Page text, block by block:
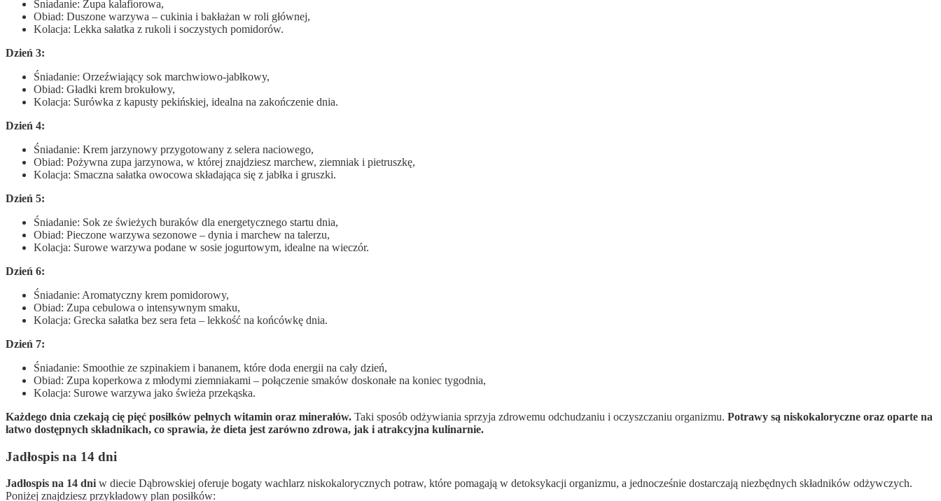
Śniadanie: Zupa kalafiorowa,
Obiad: Duszone warzywa – cukinia i bakłażan w roli głównej,
Kolacja: Lekka sałatka z rukoli i soczystych pomidorów.
Dzień 3:
Śniadanie: Orzeźwiający sok marchwiowo-jabłkowy,
Obiad: Gładki krem brokułowy,
Kolacja: Surówka z kapusty pekińskiej, idealna na zakończenie dnia.
Dzień 4:
Śniadanie: Krem jarzynowy przygotowany z selera naciowego,
Obiad: Pożywna zupa jarzynowa, w której znajdziesz marchew, ziemniak i pietruszkę,
Kolacja: Smaczna sałatka owocowa składająca się z jabłka i gruszki.
Dzień 5:
Śniadanie: Sok ze świeżych buraków dla energetycznego startu dnia,
Obiad: Pieczone warzywa sezonowe – dynia i marchew na talerzu,
Kolacja: Surowe warzywa podane w sosie jogurtowym, idealne na wieczór.
Dzień 6:
Śniadanie: Aromatyczny krem pomidorowy,
Obiad: Zupa cebulowa o intensywnym smaku,
Kolacja: Grecka sałatka bez sera feta – lekkość na końcówkę dnia.
Dzień 7:
Śniadanie: Smoothie ze szpinakiem i bananem, które doda energii na cały dzień,
Obiad: Zupa koperkowa z młodymi ziemniakami – połączenie smaków doskonałe na koniec tygodnia,
Kolacja: Surowe warzywa jako świeża przekąska.
Każdego dnia czekają cię pięć posiłków pełnych witamin oraz minerałów. Taki sposób odżywiania sprzyja zdrowemu odchudzaniu i oczyszczaniu organizmu. Potrawy są niskokaloryczne oraz oparte na
łatwo dostępnych składnikach, co sprawia, że dieta jest zarówno zdrowa, jak i atrakcyjna kulinarnie.
Jadłospis na 14 dni
Jadłospis na 14 dni w diecie Dąbrowskiej oferuje bogaty wachlarz niskokalorycznych potraw, które pomagają w detoksykacji organizmu, a jednocześnie dostarczają niezbędnych składników odżywczych.
Poniżej znajdziesz przykładowy plan posiłków: